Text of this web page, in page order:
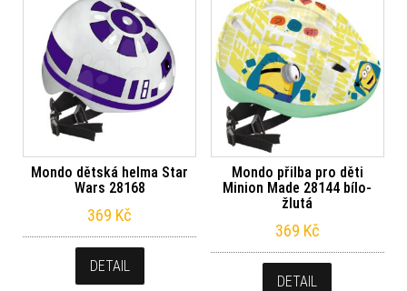
Mondo dětská helma Star
Wars 28168
369 Kč
DETAIL
Mondo přilba pro děti
Minion Made 28144 bílo-
žlutá
369 Kč
DETAIL